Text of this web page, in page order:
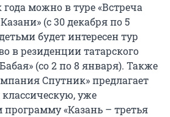
можно в туре «Встреча
(с 30 декабря по 5
будет интересен тур
в резиденции татарского
(со 2 по 8 января). Также
Спутник» предлагает
уже
«Казань – третья